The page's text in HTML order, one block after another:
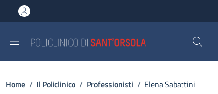
al contenuto principale
to footer content
Briciole di pane
Home / Il Policlinico / Professionisti / Elena Sabattini